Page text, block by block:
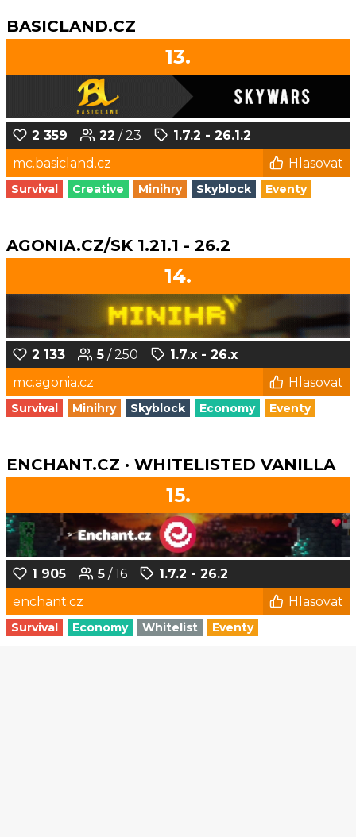
BASICLAND.CZ
13.
2 359 22 / 23
1.7.2 - 26.1.2
mc.basicland.cz
Hlasovat
Survival Creative Minihry Skyblock Eventy
AGONIA.CZ/SK 1.21.1 - 26.2
14.
2 133 5 / 250
1.7.x - 26.x
mc.agonia.cz
Hlasovat
Survival Minihry Skyblock Economy Eventy
ENCHANT.CZ · WHITELISTED VANILLA
15.
1 905 5 / 16
1.7.2 - 26.2
enchant.cz
Hlasovat
Survival Economy Whitelist Eventy